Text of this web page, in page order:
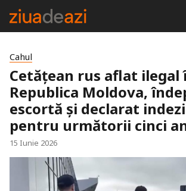
Cahul
Cetățean rus aflat ilegal
Republica Moldova,
escortă și declarat
pentru următorii cinci
15 Iunie 2026